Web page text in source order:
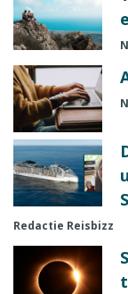
Redactie Reisbizz